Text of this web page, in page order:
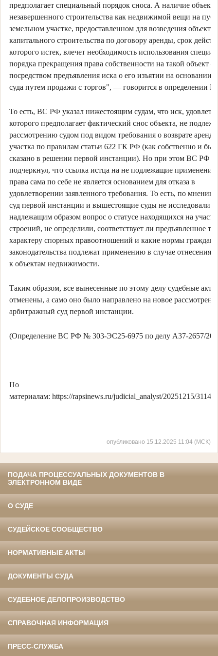
предполагает специальный порядок сноса. А наличие объекта
незавершенного строительства как недвижимой вещи на
земельном участке, предоставленном для возведения объекта
капитального строительства по договору аренды, срок
которого истек, влечет необходимость использования
порядка прекращения права собственности на такой объект —
посредством предъявления иска о его изъятии на основании
суда путем продажи с торгов", — говорится в определении
То есть, ВС РФ указал нижестоящим судам, что иск,
которого предполагает фактический снос объекта, не
рассмотрению судом под видом требования о возврате
участка по правилам статьи 622 ГК РФ (как собственно и
сказано в решении первой инстанции). Но при этом ВС РФ
подчеркнул, что ссылка истца на не подлежащие
права сама по себе не является основанием для отказа в
удовлетворении заявленного требования. То есть, по
суд первой инстанции и вышестоящие суды не исследовали
надлежащим образом вопрос о статусе находящихся на
строений, не определили, соответствует ли предъявленное
характеру спорных правоотношений и какие нормы
законодательства подлежат применению в случае отнесения
к объектам недвижимости.
Таким образом, все вынесенные по этому делу судебные
отменены, а само оно было направлено на новое
арбитражный суд первой инстанции.
(Определение ВС РФ № 303-ЭС25-6975 по делу А37-2657/
По
материалам: https://rapsinews.ru/judicial_analyst/20251215/
опубликовано 15.12.2025 11:04 (МСК)
ПОДАЧА ПРОЦЕССУАЛЬНЫХ ДОКУМЕНТОВ В
ЭЛЕКТРОННОМ ВИДЕ
О СУДЕ
СУДЕЙСКОЕ СООБЩЕСТВО
НОРМАТИВНЫЕ АКТЫ
ДОКУМЕНТЫ СУДА
СУДЕБНОЕ ДЕЛОПРОИЗВОДСТВО
СПРАВОЧНАЯ ИНФОРМАЦИЯ
ПРЕСС-СЛУЖБА